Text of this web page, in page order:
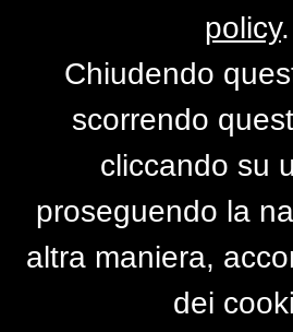
Port
di
policy.
Chiudendo
scorrendo
cliccando su
proseguendo la
altra maniera,
dei